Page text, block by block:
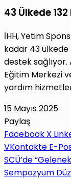
43 Ülkede
İHH, Yetim
kadar 43 ülkede
destek sağlıyor.
Eğitim Merkezi
yardım
15 Mayıs 2025
Paylaş
Facebook X
VKontakte E-
SCÜ’de
Sempozyum